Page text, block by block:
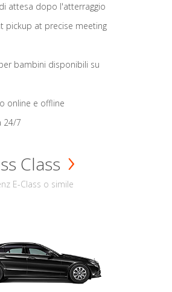
attesa dopo l'atterraggio
pickup at precise meeting
bambini disponibili su
online e offline
24/7
Class
E-Class o simile